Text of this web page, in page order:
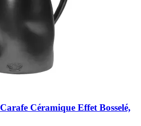
Carafe Céramique Effet Bosselé,